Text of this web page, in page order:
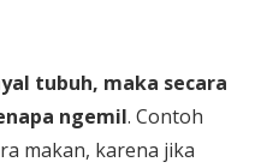
tubuh, maka secara
ngemil. Contoh
makan, karena jika